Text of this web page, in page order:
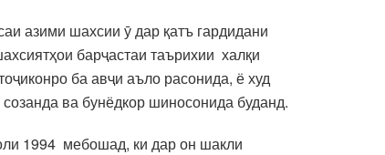
азими шахсии ӯ дар қатъ гардидани
барҷастаи таърихии халқи
ба авҷи аъло расонида, ё худ
ва бунёдкор шиносонида буданд.
1994 мебошад, ки дар он шакли